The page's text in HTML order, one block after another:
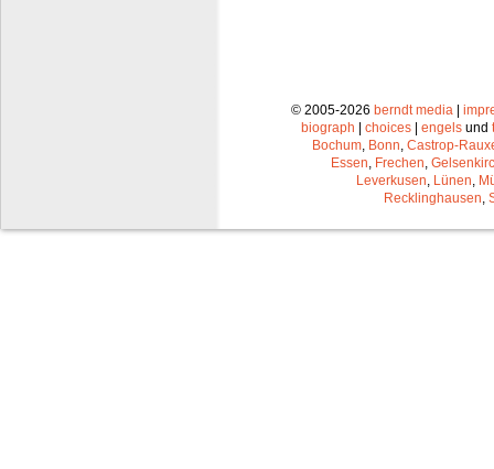
© 2005-2026 berndt media |
biograph | choices | engels und
Bochum Bonn Castrop-
Essen Frechen
Leverkusen Lünen
Recklinghausen